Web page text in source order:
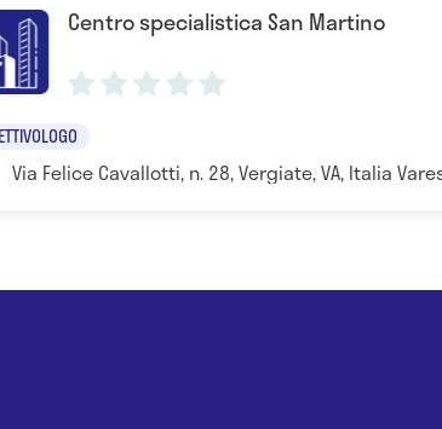
Centro specialistica San Martino
Via Felice Cavallotti, n. 28, Vergiate, VA, Italia